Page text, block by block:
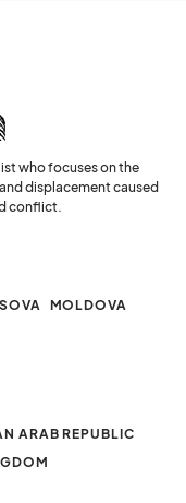
who focuses on the
displacement caused
conflict.
MOLDOVA
ARAB REPUBLIC